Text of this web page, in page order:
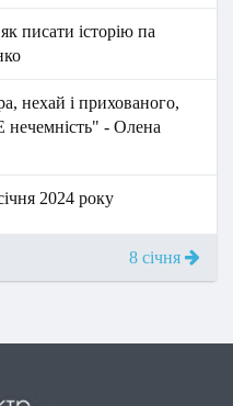
писати історію па
нехай і прихованого,
нечемність" - Олена
2024 року
8 січня